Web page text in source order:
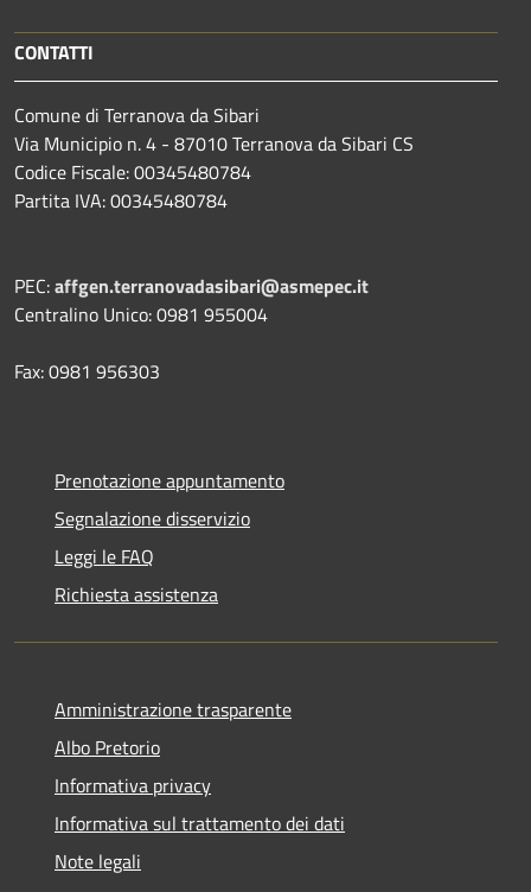
CONTATTI
Comune di Terranova da Sibari
Via Municipio n. 4 - 87010 Terranova da Sibari CS
Codice Fiscale: 00345480784
Partita IVA: 00345480784
PEC:affgen.terranovadasibari@asmepec.it
Centralino Unico: 0981 955004
Fax: 0981 956303
Prenotazione appuntamento
Segnalazione disservizio
Leggi le FAQ
Richiesta assistenza
Amministrazione trasparente
Albo Pretorio
Informativa privacy
Informativa sul trattamento dei dati
Note legali